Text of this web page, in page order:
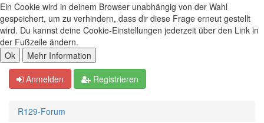
Ein Cookie wird in deinem Browser unabhängig von der Wahl
gespeichert, um zu verhindern, dass dir diese Frage erneut gestellt
wird. Du kannst deine Cookie-Einstellungen jederzeit über den Link in
der Fußzeile ändern.
Anmelden Registrieren
R129-Forum